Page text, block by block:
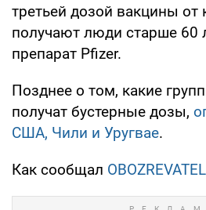
третьей дозой вакцины от
получают люди старше 60
препарат Pfizer.
Позднее о том, какие
получат бустерные дозы,
США, Чили и Уругвае.
Как сообщал OBOZREVATEL